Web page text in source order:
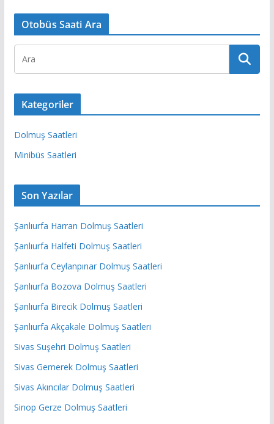
Otobüs Saati Ara
Kategoriler
Dolmuş Saatleri
Minibüs Saatleri
Son Yazılar
Şanlıurfa Harran Dolmuş Saatleri
Şanlıurfa Halfeti Dolmuş Saatleri
Şanlıurfa Ceylanpınar Dolmuş Saatleri
Şanlıurfa Bozova Dolmuş Saatleri
Şanlıurfa Birecik Dolmuş Saatleri
Şanlıurfa Akçakale Dolmuş Saatleri
Sivas Suşehri Dolmuş Saatleri
Sivas Gemerek Dolmuş Saatleri
Sivas Akıncılar Dolmuş Saatleri
Sinop Gerze Dolmuş Saatleri